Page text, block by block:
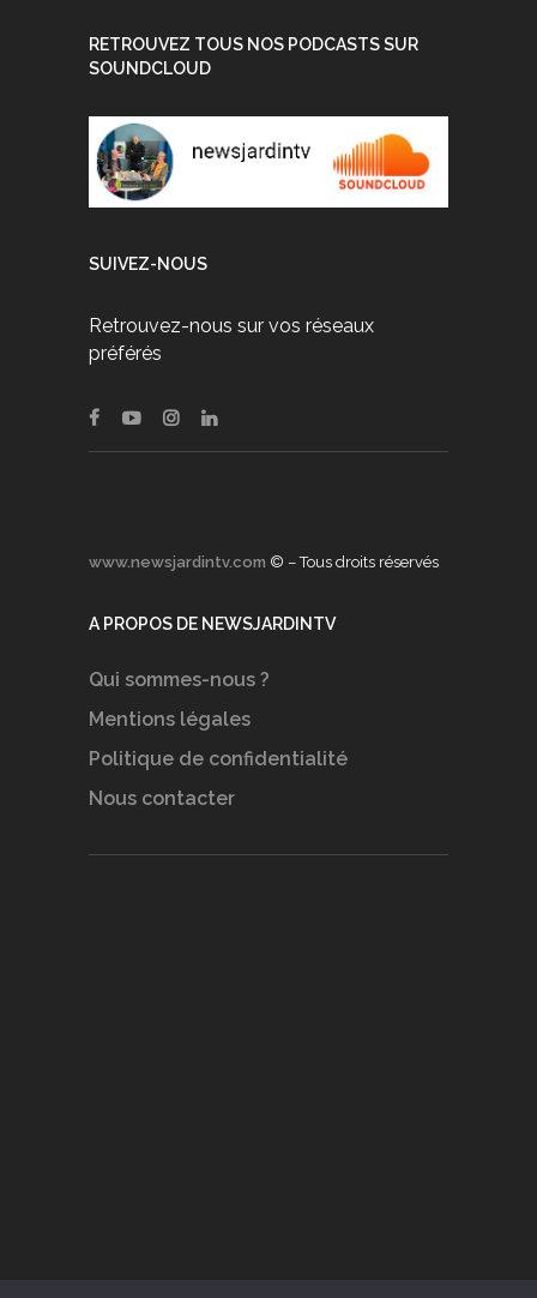
RETROUVEZ TOUS NOS PODCASTS SUR
SOUNDCLOUD
SUIVEZ-NOUS
Retrouvez-nous sur vos réseaux
préférés
www.newsjardintv.com © – Tous droits réservés
A PROPOS DE NEWSJARDINTV
Qui sommes-nous ?
Mentions légales
Politique de confidentialité
Nous contacter